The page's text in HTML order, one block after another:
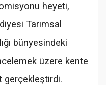
heyeti,
Tarımsal
bünyesindeki
üzere kente
gerçekleştirdi.